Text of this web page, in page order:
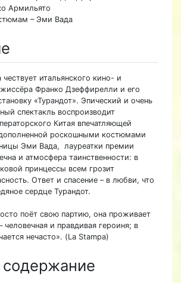
Армильято
– Эми Вада
итальянского кино- и
Франко Дзеффирелли и его
«Турандот». Эпический и очень
спектакль воспроизводит
Китая впечатляющей
роскошными костюмами
Эми Вада, лауреатки премии
и атмосфера таинственности: в
принцессы всем грозит
Ответ и спасение – в любви, что
сердце Турандот.
поёт свою партию, она проживает
человечная и правдивая героиня; в
нечасто». (La Stampa)
содержание